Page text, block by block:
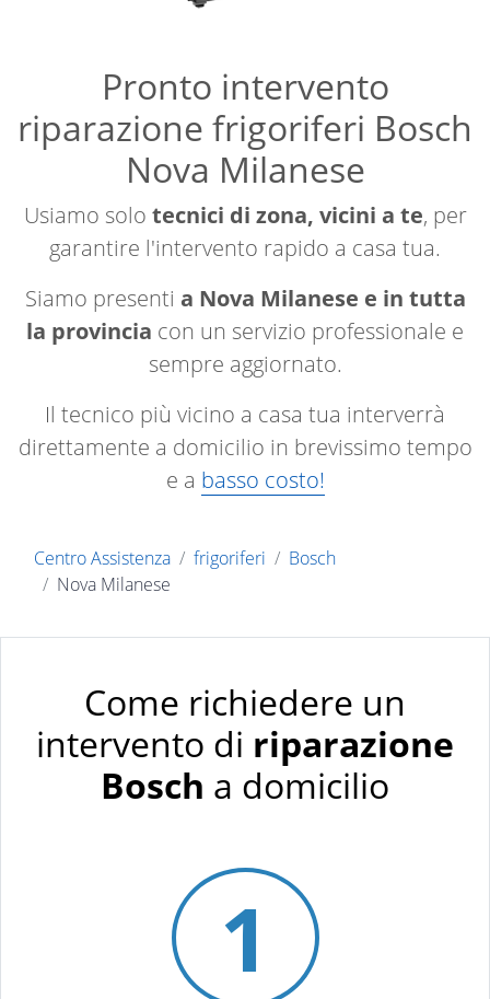
Pronto intervento
riparazione frigoriferi Bosch
Nova Milanese
Usiamo solo tecnici di zona, vicini a te, per
garantire l'intervento rapido a casa tua.
Siamo presenti a Nova Milanese e in tutta
la provincia con un servizio professionale e
sempre aggiornato.
Il tecnico più vicino a casa tua interverrà
direttamente a domicilio in brevissimo tempo
e a basso costo!
Centro Assistenza frigoriferi
Bosch
Nova Milanese
Come richiedere un
intervento di riparazione
Bosch a domicilio
1